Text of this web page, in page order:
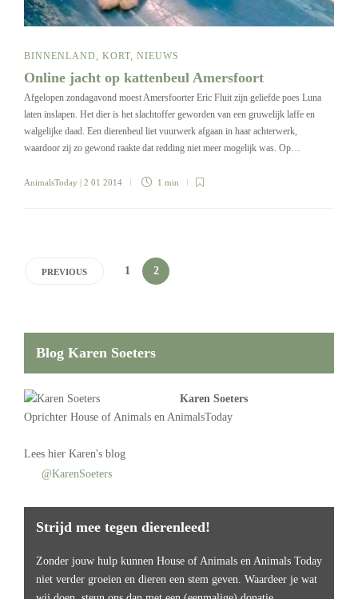
BINNENLAND, KORT, NIEUWS
Online jacht op kattenbeul Amersfoort
Afgelopen zondagavond moest Amersfoorter Eric Fluit zijn geliefde poes Luna
laten inslapen. Het dier is het slachtoffer geworden van een gruwelijk laffe en
walgelijke daad. Een dierenbeul liet vuurwerk afgaan in haar achterwerk,
waardoor zij zo gewond raakte dat redding niet meer mogelijk was. Op…
AnimalsToday | 2 01 2014 1 min
PREVIOUS 1 2
Blog Karen Soeters
Karen Soeters
Oprichter House of Animals en AnimalsToday
Lees hier Karen's blog
@KarenSoeters
Strijd mee tegen dierenleed!
Zonder jouw hulp kunnen House of Animals en Animals Today
niet verder groeien en dieren een stem geven. Waardeer je wat